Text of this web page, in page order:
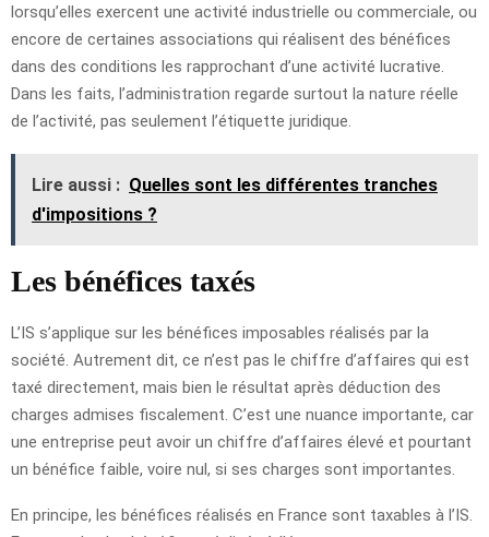
lorsqu’elles exercent une activité industrielle ou commerciale, ou
encore de certaines associations qui réalisent des bénéfices
dans des conditions les rapprochant d’une activité lucrative.
Dans les faits, l’administration regarde surtout la nature réelle
de l’activité, pas seulement l’étiquette juridique.
Lire aussi : Quelles sont les différentes tranches
d'impositions ?
Les bénéfices taxés
L’IS s’applique sur les bénéfices imposables réalisés par la
société. Autrement dit, ce n’est pas le chiffre d’affaires qui est
taxé directement, mais bien le résultat après déduction des
charges admises fiscalement. C’est une nuance importante, car
une entreprise peut avoir un chiffre d’affaires élevé et pourtant
un bénéfice faible, voire nul, si ses charges sont importantes.
En principe, les bénéfices réalisés en France sont taxables à l’IS.